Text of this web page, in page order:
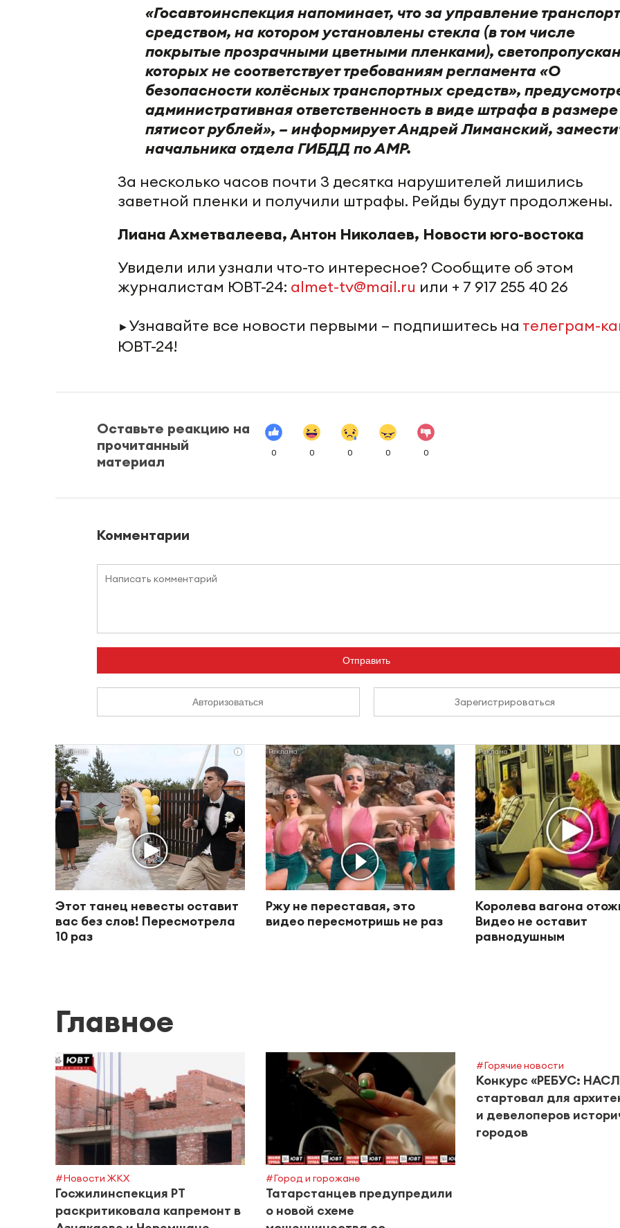
«Госавтоинспекция напоминает, что за управление
средством, на котором установлены стекла (в том числе
покрытые прозрачными цветными пленками),
которых не соответствует требованиям регламента «О
безопасности колёсных транспортных средств»,
административная ответственность в виде штрафа в размере
пятисот рублей», – информирует Андрей Лиманский,
начальника отдела ГИБДД по АМР.
За несколько часов почти 3 десятка нарушителей лишились
заветной пленки и получили штрафы. Рейды будут продолжены.
Лиана Ахметвалеева, Антон Николаев, Новости юго-востока
Увидели или узнали что-то интересное? Сообщите об этом
журналистам ЮВТ-24: almet-tv@mail.ru или + 7 917 255 40 26
► Узнавайте все новости первыми – подпишитесь на телеграм-
ЮВТ-24!
Оставьте реакцию на
прочитанный
материал
0 0 0 0 0
Комментарии
Отправить
Авторизоваться Зарегистрироваться
i
Этот танец невесты оставит
вас без слов! Пересмотрела
10 раз
i
Ржу не переставая, это
видео пересмотришь не раз
Королева вагона
Видео не оставит
равнодушным
Главное
#Новости ЖКХ
Госжилинспекция РТ
раскритиковала капремонт в
#Город и горожане
Татарстанцев предупредили
о новой схеме
#Горячие новости
Конкурс «РЕБУС:
стартовал для
и девелоперов
городов